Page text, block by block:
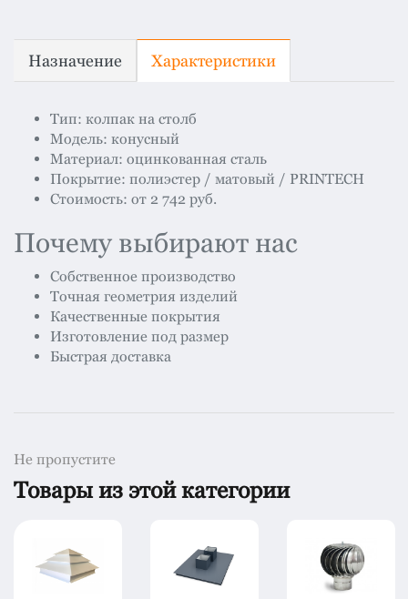
Назначение Характеристики
Тип: колпак на столб
Модель: конусный
Материал: оцинкованная сталь
Покрытие: полиэстер / матовый / PRINTECH
Стоимость: от 2 742 руб.
Почему выбирают нас
Собственное производство
Точная геометрия изделий
Качественные покрытия
Изготовление под размер
Быстрая доставка
Не пропустите
Товары из этой категории